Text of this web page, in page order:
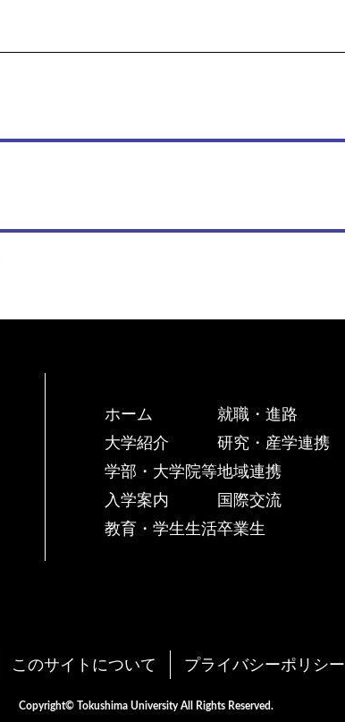
ホーム
大学紹介
学部・大学院等
入学案内
教育・学生生活
就職・進路
研究・産学連携
地域連携
国際交流
卒業生
このサイトについて プライバシーポリシー
Copyright© Tokushima University All Rights Reserved.